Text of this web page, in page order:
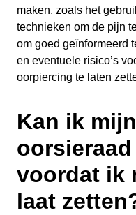
maken, zoals het
technieken om de pijn
om goed geïnformeerd
en eventuele risico’s
oorpiercing te laten
Kan ik
voordat ik
laat